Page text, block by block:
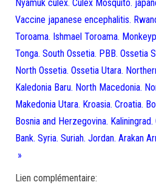
Nyamuk culex. Culex Mosquito.
Vaccine japanese encephalitis.
Toroama. Ishmael Toroama.
Tonga. South Ossetia. PBB. Ossetia
North Ossetia. Ossetia Utara.
Kaledonia Baru. North Macedonia.
Makedonia Utara. Kroasia. Croatia.
Bosnia and Herzegovina.
Bank. Syria. Suriah. Jordan. Arakan
»
Lien complémentaire: